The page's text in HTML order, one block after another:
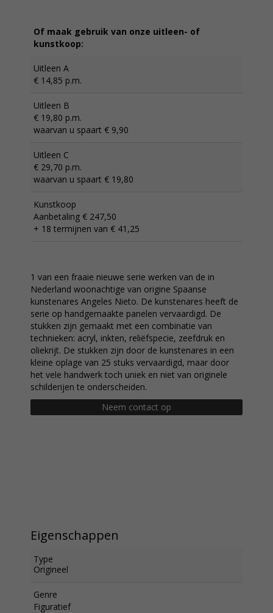
Of maak gebruik van onze uitleen- of
kunstkoop:
Uitleen A
€ 14,85 p.m.
Uitleen B
€ 19,80 p.m.
waarvan u spaart € 9,90
Uitleen C
€ 29,70 p.m.
waarvan u spaart € 19,80
Kunstkoop
Aanbetaling € 247,50
+ 18 termijnen van € 41,25
1 van een fraaie nieuwe serie werken van de in
Nederland woonachtige van origine Spaanse
kunstenares Angeles Nieto. De kunstenares heeft de
serie op handgemaakte panelen vervaardigd. De
stukken zijn gemaakt met een combinatie van
technieken: acryl, inkten, reliëfspecie, zeefdruk en
oliekrijt. De stukken zijn door de kunstenares in een
kleine oplage van 25 stuks vervaardigd, maar door
het vele handwerk toch uniek en niet van originele
schilderijen te onderscheiden.
Neem contact op
Eigenschappen
Type
Origineel
Genre
Figuratief